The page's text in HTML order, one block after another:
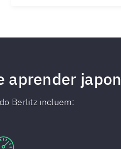
aprender
Berlitz incluem: